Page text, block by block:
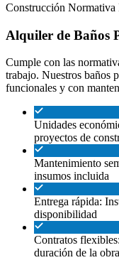
Construcción Normativa
Alquiler de Baños
Cumple con las
trabajo. Nuestros baños
funcionales y con
Unidades
proyectos de
Mantenimiento
insumos incluida
Entrega rápida:
disponibilidad
Contratos
duración de la obra